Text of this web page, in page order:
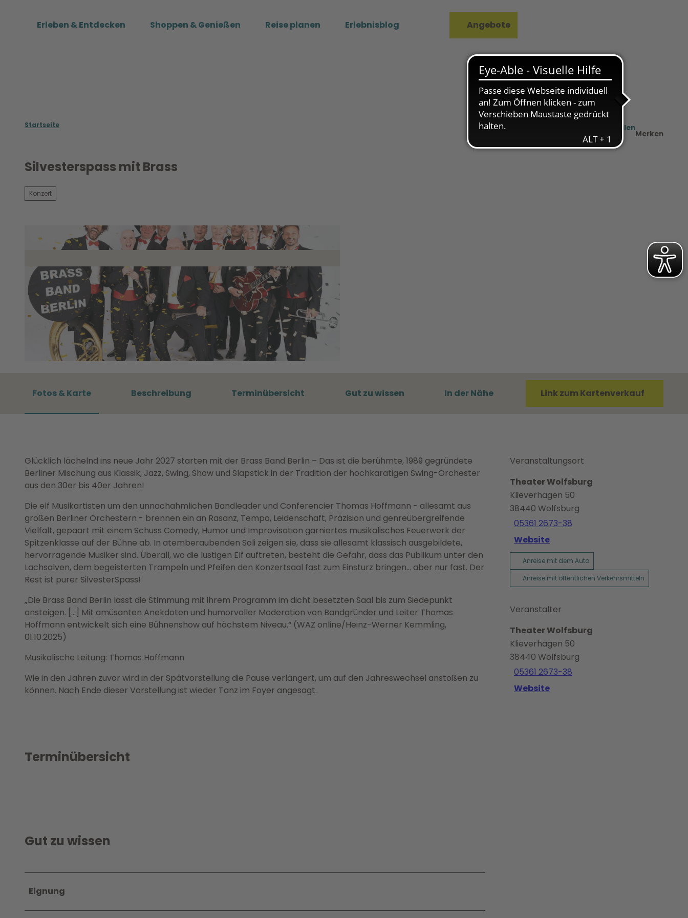
Erleben & Entdecken Shoppen & Genießen Reise planen Erlebnisblog Angebote
Startseite
PDF
Teilen
Merken
Silvesterspass mit Brass
Konzert
Fotos & Karte Beschreibung Terminübersicht Gut zu wissen In der Nähe Link zum Kartenverkauf
Glücklich lächelnd ins neue Jahr 2027 starten mit der Brass Band Berlin – Das ist die berühmte, 1989 gegründete
Berliner Mischung aus Klassik, Jazz, Swing, Show und Slapstick in der Tradition der hochkarätigen Swing-Orchester
aus den 30er bis 40er Jahren!
Die elf Musikartisten um den unnachahmlichen Bandleader und Conferencier Thomas Hoffmann - allesamt aus
großen Berliner Orchestern - brennen ein an Rasanz, Tempo, Leidenschaft, Präzision und genreübergreifende
Vielfalt, gepaart mit einem Schuss Comedy, Humor und Improvisation garniertes musikalisches Feuerwerk der
Spitzenklasse auf der Bühne ab. In atemberaubenden Soli zeigen sie, dass sie allesamt klassisch ausgebildete,
hervorragende Musiker sind. Überall, wo die lustigen Elf auftreten, besteht die Gefahr, dass das Publikum unter den
Lachsalven, dem begeisterten Trampeln und Pfeifen den Konzertsaal fast zum Einsturz bringen… aber nur fast. Der
Rest ist purer SilvesterSpass!
„Die Brass Band Berlin lässt die Stimmung mit ihrem Programm im dicht besetzten Saal bis zum Siedepunkt
ansteigen. […] Mit amüsanten Anekdoten und humorvoller Moderation von Bandgründer und Leiter Thomas
Hoffmann entwickelt sich eine Bühnenshow auf höchstem Niveau.“ (WAZ online/Heinz-Werner Kemmling,
01.10.2025)
Musikalische Leitung: Thomas Hoffmann
Wie in den Jahren zuvor wird in der Spätvorstellung die Pause verlängert, um auf den Jahreswechsel anstoßen zu
können. Nach Ende dieser Vorstellung ist wieder Tanz im Foyer angesagt.
Terminübersicht
Gut zu wissen
Eignung
Veranstaltungsort
Theater Wolfsburg
Klieverhagen 50
38440 Wolfsburg
05361 2673-38
Website
Anreise mit dem Auto
Anreise mit öffentlichen Verkehrsmitteln
Veranstalter
Theater Wolfsburg
Klieverhagen 50
38440 Wolfsburg
05361 2673-38
Website